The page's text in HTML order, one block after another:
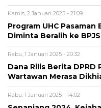
Kamis, 2 Januari 2025 - 21:09
Program UHC
Diminta Beralih ke
Rabu, 1 Januari 2025 - 20:32
Dana Rilis Berita DPRD
Wartawan Merasa
Rabu, 1 Januari 2025 - 14:02